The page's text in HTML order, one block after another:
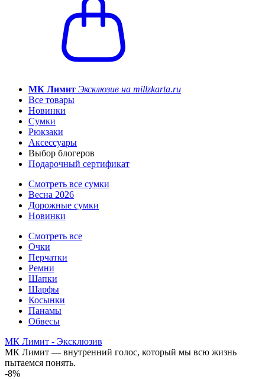
МК Лимит Эксклюзив на millzkarta.ru
Все товары
Новинки
Сумки
Рюкзаки
Аксессуары
Выбор блогеров
Подарочный сертификат
Смотреть все сумки
Весна 2026
Дорожные сумки
Новинки
Смотреть все
Очки
Перчатки
Ремни
Шапки
Шарфы
Косынки
Панамы
Обвесы
МК Лимит - Эксклюзив
МК Лимит — внутренний голос, который мы всю жизнь
пытаемся понять.
-8%